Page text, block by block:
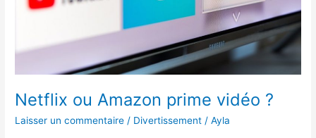
Netflix ou Amazon prime vidéo ?
Laisser un commentaire / Divertissement /Ayla